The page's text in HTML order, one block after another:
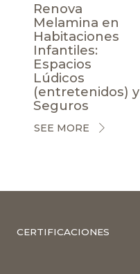
Renova
Melamina en
Habitaciones
Infantiles:
Espacios
Lúdicos
(entretenidos) y
Seguros
SEE MORE
CERTIFICACIONES